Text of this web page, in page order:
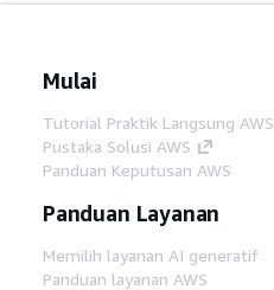
Mulai
Tutorial Praktik Langsung AWS
Pustaka Solusi AWS
Panduan Keputusan AWS
Panduan Layanan
Memilih layanan AI generatif
Panduan layanan AWS